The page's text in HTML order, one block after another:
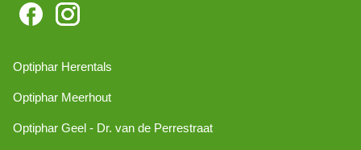
Optiphar Herentals
Optiphar Meerhout
Optiphar Geel - Dr. van de Perrestraat